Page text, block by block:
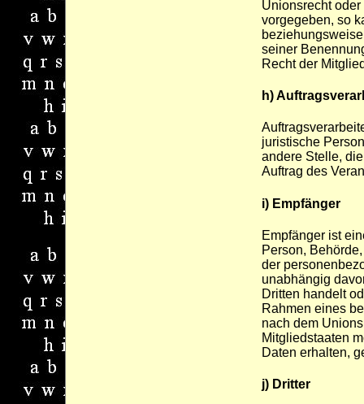
Unionsrecht
vorgegeben, so
seiner
Recht der
h)
juristische
andere Stelle,
Auftrag des
i) Empfänger
Empfänger ist
Person,
der
unabhängig
Dritten handelt
Rahmen eines
nach dem
Mitgliedstaaten
Daten erhalten,
j) Dritter